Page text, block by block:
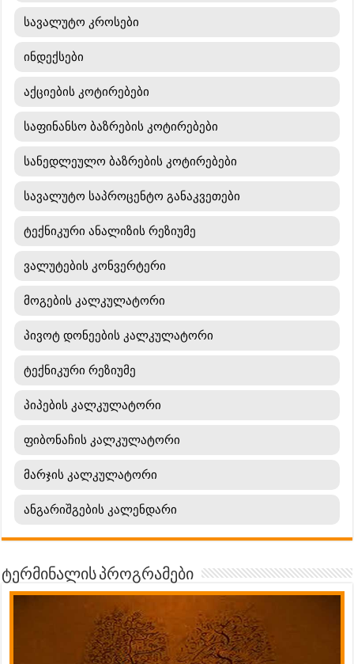
სავალუტო კროსები
ინდექსები
აქციების კოტირებები
საფინანსო ბაზრების კოტირებები
სანედლეულო ბაზრების კოტირებები
სავალუტო საპროცენტო განაკვეთები
ტექნიკური ანალიზის რეზიუმე
ვალუტების კონვერტერი
მოგების კალკულატორი
პივოტ დონეების კალკულატორი
ტექნიკური რეზიუმე
პიპების კალკულატორი
ფიბონაჩის კალკულატორი
მარჯის კალკულატორი
ანგარიშგების კალენდარი
ტერმინალის პროგრამები